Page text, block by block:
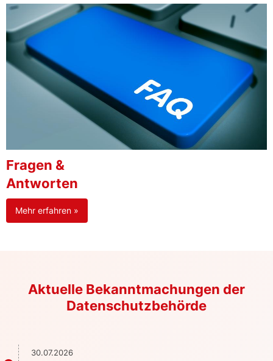
Fragen &
Antworten
Mehr erfahren »
Aktuelle Bekanntmachungen der
Datenschutzbehörde
30.07.2026